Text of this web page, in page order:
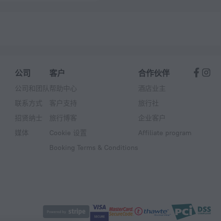
公司
公司和团队
联系方式
招贤纳士
媒体
客户
帮助中心
客户支持
旅行博客
Cookie 设置
Booking Terms & Conditions
合作伙伴
酒店业主
旅行社
企业客户
Affiliate program